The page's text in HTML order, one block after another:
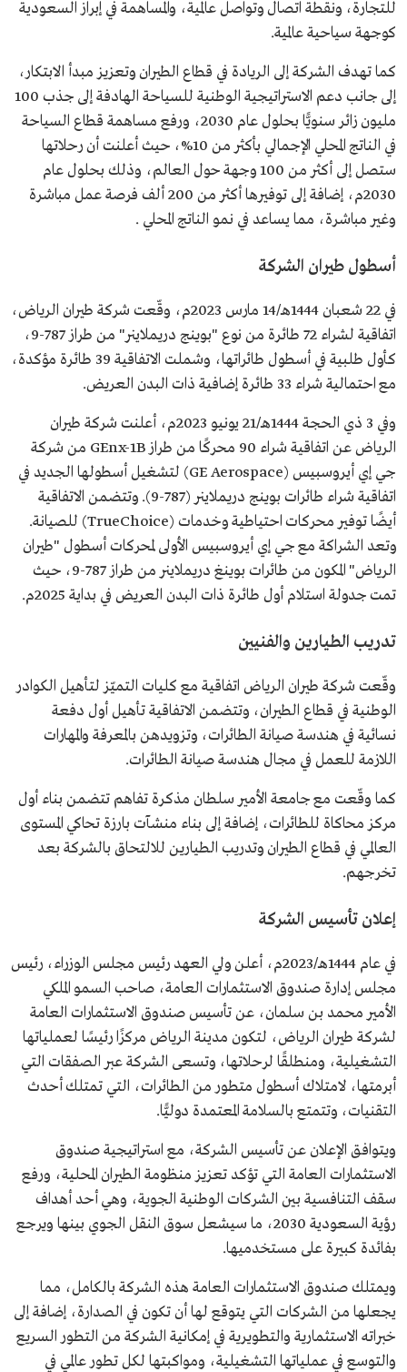
للتجارة، ونقطة اتصال وتواصل عالمية، والمساهمة في إبراز السعودية
كوجهة سياحية عالمية.
كما تهدف الشركة إلى الريادة في قطاع الطيران وتعزيز مبدأ الابتكار،
إلى جانب دعم الاستراتيجية الوطنية للسياحة الهادفة إلى جذب 100
مليون زائر سنويًّا بحلول عام 2030، ورفع مساهمة قطاع السياحة
في الناتج المحلي الإجمالي بأكثر من 10%، حيث أعلنت أن رحلاتها
ستصل إلى أكثر من 100 وجهة حول العالم، وذلك بحلول عام
2030م، إضافة إلى توفيرها أكثر من 200 ألف فرصة عمل مباشرة
وغير مباشرة، مما يساعد في نمو الناتج المحلي .
أسطول طيران الشركة
في 22 شعبان 1444هـ/14 مارس 2023م، وقّعت شركة طيران الرياض،
اتفاقية لشراء 72 طائرة من نوع "بوينج دريملاينر" من طراز 787-9،
كأول طلبية في أسطول طائراتها، وشملت الاتفاقية 39 طائرة مؤكدة،
مع احتمالية شراء 33 طائرة إضافية ذات البدن العريض.
وفي 3 ذي الحجة 1444هـ/21 يونيو 2023م، أعلنت شركة طيران
الرياض عن اتفاقية شراء 90 محركًا من طراز GEnx-1B من شركة
جي إي أيروسبيس (GE Aerospace) لتشغيل أسطولها الجديد في
اتفاقية شراء طائرات بوينج دريملاينر (787-9). وتتضمن الاتفاقية
أيضًا توفير محركات احتياطية وخدمات (TrueChoice) للصيانة.
وتعد الشراكة مع جي إي أيروسبيس الأولى لمحركات أسطول "طيران
الرياض" المكون من طائرات بوينغ دريملاينر من طراز 787-9، حيث
تمت جدولة استلام أول طائرة ذات البدن العريض في بداية 2025م.
تدريب الطيارين والفنيين
وقّعت شركة طيران الرياض اتفاقية مع كليات التميّز لتأهيل الكوادر
الوطنية في قطاع الطيران، وتتضمن الاتفاقية تأهيل أول دفعة
نسائية في هندسة صيانة الطائرات، وتزويدهن بالمعرفة والمهارات
اللازمة للعمل في مجال هندسة صيانة الطائرات.
كما وقّعت مع جامعة الأمير سلطان مذكرة تفاهم تتضمن بناء أول
مركز محاكاة للطائرات، إضافة إلى بناء منشآت بارزة تحاكي المستوى
العالمي في قطاع الطيران وتدريب الطيارين للالتحاق بالشركة بعد
تخرجهم.
إعلان تأسيس الشركة
في عام 1444هـ/2023م، أعلن ولي العهد رئيس مجلس الوزراء، رئيس
مجلس إدارة صندوق الاستثمارات العامة، صاحب السمو الملكي
الأمير محمد بن سلمان، عن تأسيس صندوق الاستثمارات العامة
لشركة طيران الرياض، لتكون مدينة الرياض مركزًا رئيسًا لعملياتها
التشغيلية، ومنطلقًا لرحلاتها، وتسعى الشركة عبر الصفقات التي
أبرمتها، لامتلاك أسطول متطور من الطائرات، التي تمتلك أحدث
التقنيات، وتتمتع بالسلامة المعتمدة دوليًّا.
ويتوافق الإعلان عن تأسيس الشركة، مع استراتيجية صندوق
الاستثمارات العامة التي تؤكد تعزيز منظومة الطيران المحلية، ورفع
سقف التنافسية بين الشركات الوطنية الجوية، وهي أحد أهداف
رؤية السعودية 2030، ما سيشعل سوق النقل الجوي بينها ويرجع
بفائدة كبيرة على مستخدميها.
ويمتلك صندوق الاستثمارات العامة هذه الشركة بالكامل، مما
يجعلها من الشركات التي يتوقع لها أن تكون في الصدارة، إضافة إلى
خبراته الاستثمارية والتطويرية في إمكانية الشركة من التطور السريع
والتوسع في عملياتها التشغيلية، ومواكبتها لكل تطور عالمي في